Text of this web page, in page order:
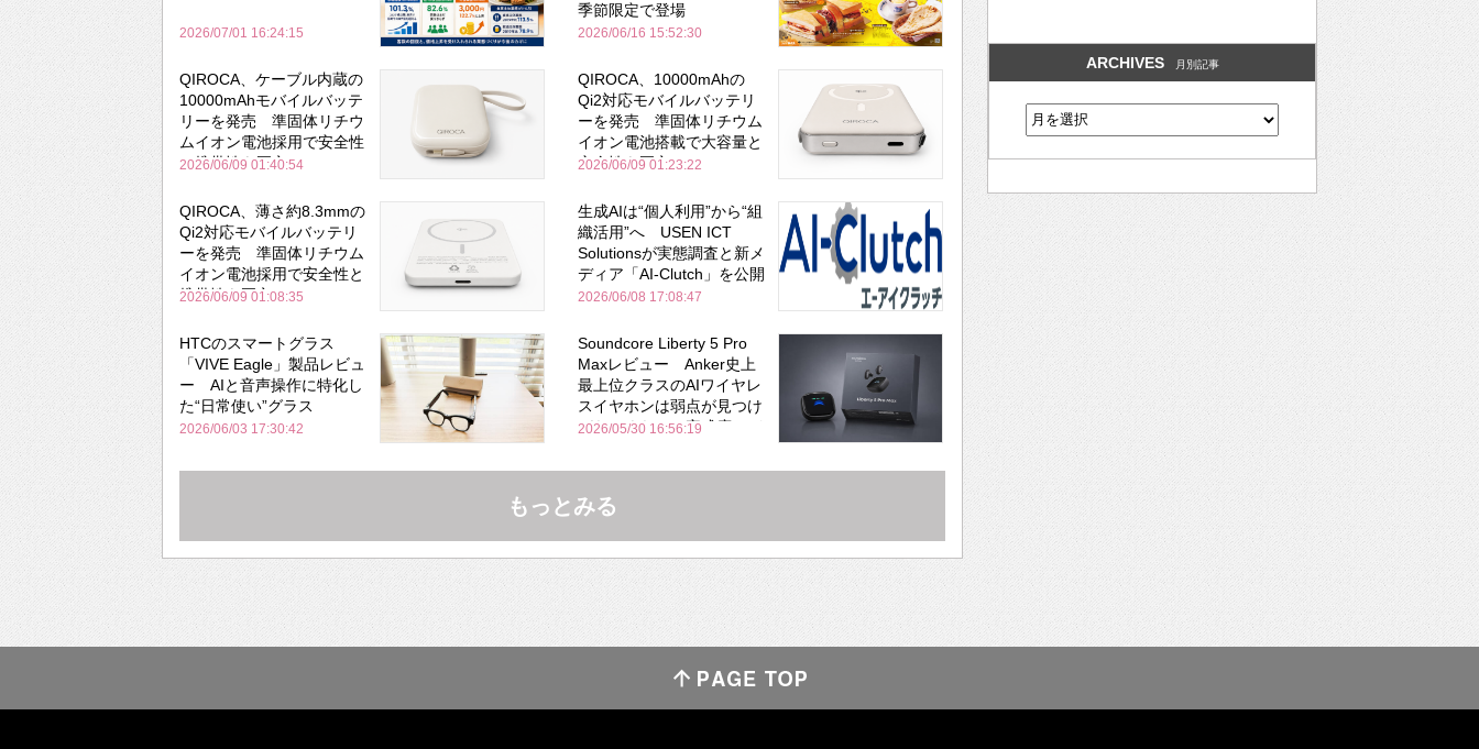
2026/07/01 16:24:15
季節限定で登場
2026/06/16 15:52:30
QIROCA、ケーブル内蔵の
10000mAhモバイルバッテ
リーを発売 準固体リチウ
ムイオン電池採用で安全性
と携帯性を両立
2026/06/09 01:40:54
QIROCA、10000mAhの
Qi2対応モバイルバッテリ
ーを発売 準固体リチウム
イオン電池搭載で大容量と
安全性を両立
2026/06/09 01:23:22
QIROCA、薄さ約8.3mmの
Qi2対応モバイルバッテリ
ーを発売 準固体リチウム
イオン電池採用で安全性と
携帯性を両立
2026/06/09 01:08:35
生成AIは“個人利用”から“組
織活用”へ USEN ICT
Solutionsが実態調査と新メ
ディア「AI-Clutch」を公開
2026/06/08 17:08:47
HTCのスマートグラス
「VIVE Eagle」製品レビュ
ー AIと音声操作に特化し
た“日常使い”グラス
2026/06/03 17:30:42
Soundcore Liberty 5 Pro
Maxレビュー Anker史上
最上位クラスのAIワイヤレ
スイヤホンは弱点が見つけ
づらいくらいの完成度にび
Bose並み
2026/05/30 16:56:19
もっとみる
ARCHIVES 月別記事